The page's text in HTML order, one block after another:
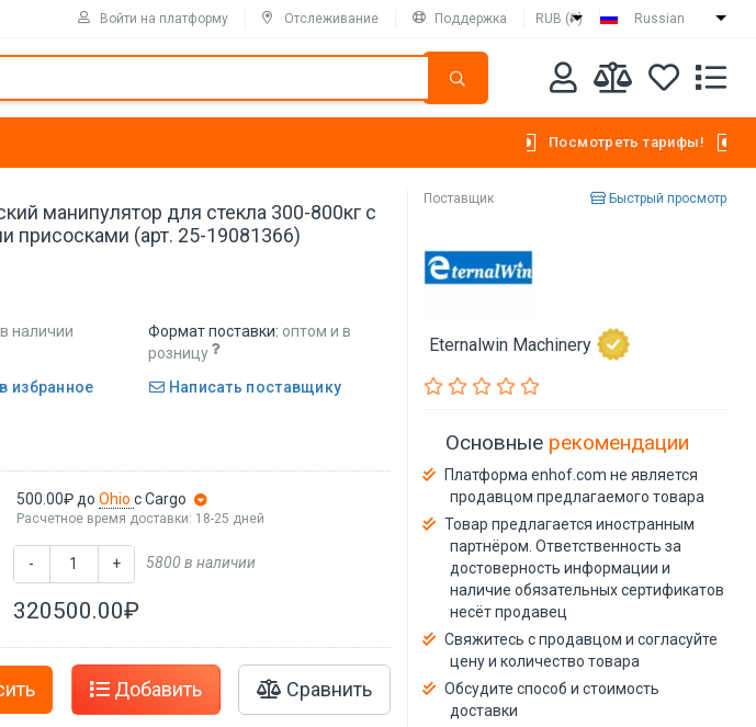
Войти на платформу Отслеживание Поддержка RUB (₽) Russian
Посмотреть тарифы!
манипулятор для стекла 300-800кг с
присосками (арт. 25-19081366)
в наличии Формат поставки: оптом и в
розницу
избранное
Написать поставщику
500.00₽ доOhioс Cargo
Расчетное время доставки: 18-25 дней
- + 5800 в наличии
320500.00₽
Добавить Сравнить
Поставщик Быстрый просмотр
Eternalwin Machinery
Основные рекомендации
Платформа enhof.com не является
продавцом предлагаемого товара
Товар предлагается иностранным
партнёром. Ответственность за
достоверность информации и
наличие обязательных сертификатов
несёт продавец
Свяжитесь с продавцом и согласуйте
цену и количество товара
Обсудите способ и стоимость
доставки